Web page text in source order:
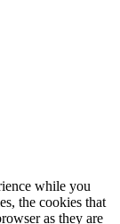
while you
the cookies that
as they are